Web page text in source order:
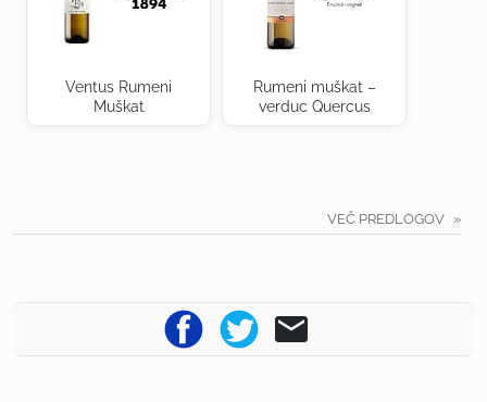
Ventus Rumeni
Muškat
Rumeni muškat –
verduc Quercus
VEČ PREDLOGOV